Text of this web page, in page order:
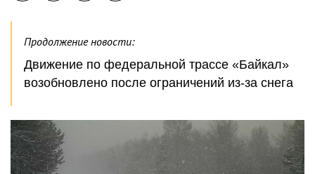
Продолжение новости:
Движение по федеральной трассе «Байкал»
возобновлено после ограничений из-за снега